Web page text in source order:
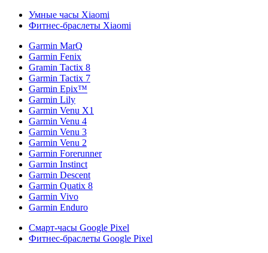
Умные часы Xiaomi
Фитнес-браслеты Xiaomi
Garmin MarQ
Garmin Fenix
Gramin Tactix 8
Garmin Tactix 7
Garmin Epix™
Garmin Lily
Garmin Venu X1
Garmin Venu 4
Garmin Venu 3
Garmin Venu 2
Garmin Forerunner
Garmin Instinct
Garmin Descent
Garmin Quatix 8
Garmin Vivo
Garmin Enduro
Смарт-часы Google Pixel
Фитнес-браслеты Google Pixel